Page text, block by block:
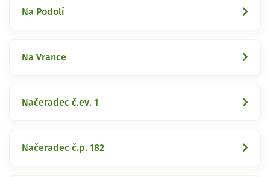
Na Podolí
Na Vrance
Načeradec č.ev. 1
Načeradec č.p. 182